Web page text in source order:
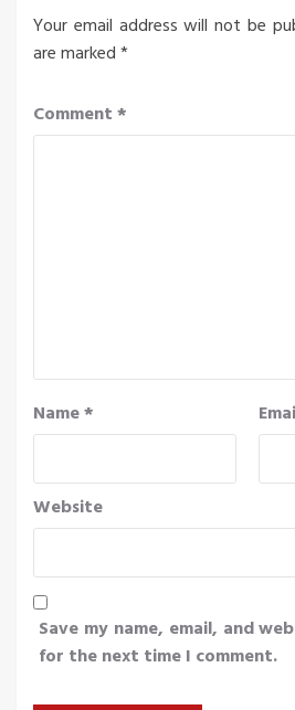
Your email address will not be
are marked*
Comment*
Name*
Website
Save my name, email, and
for the next time I comment.